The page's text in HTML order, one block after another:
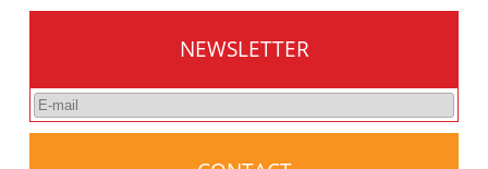
NEWSLETTER